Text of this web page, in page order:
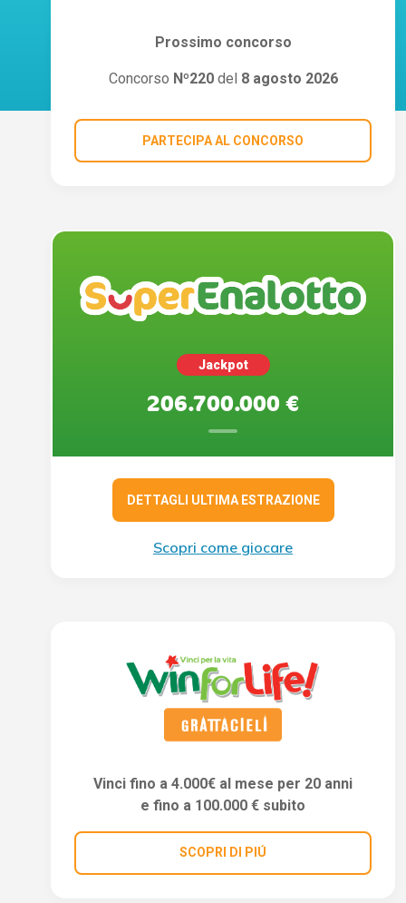
Prossimo concorso
Concorso Nº220del 8 agosto 2026
PARTECIPA AL CONCORSO
Jackpot
206.700.000 €
DETTAGLI ULTIMA ESTRAZIONE
Scopri come giocare
Vinci fino a 4.000€ al mese per 20 anni
e fino a 100.000 € subito
SCOPRI DI PIÚ